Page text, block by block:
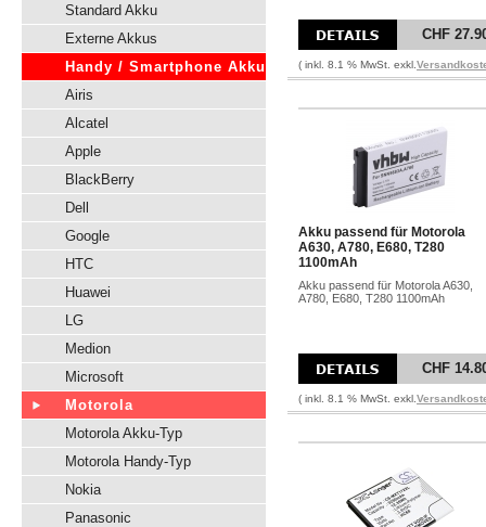
Standard Akku
Externe Akkus
Handy / Smartphone Akku
Airis
Alcatel
Apple
BlackBerry
Dell
Google
HTC
Huawei
LG
Medion
Microsoft
Motorola
Motorola Akku-Typ
Motorola Handy-Typ
Nokia
Panasonic
CHF
( inkl. 8.1 % MwSt. exkl.
Akku passend für Motorola
A630, A780, E680, T280
1100mAh
Akku passend für Motorola A630,
A780, E680, T280 1100mAh
CHF
( inkl. 8.1 % MwSt. exkl.